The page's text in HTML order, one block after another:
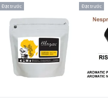
Đặt trước Đặt trước